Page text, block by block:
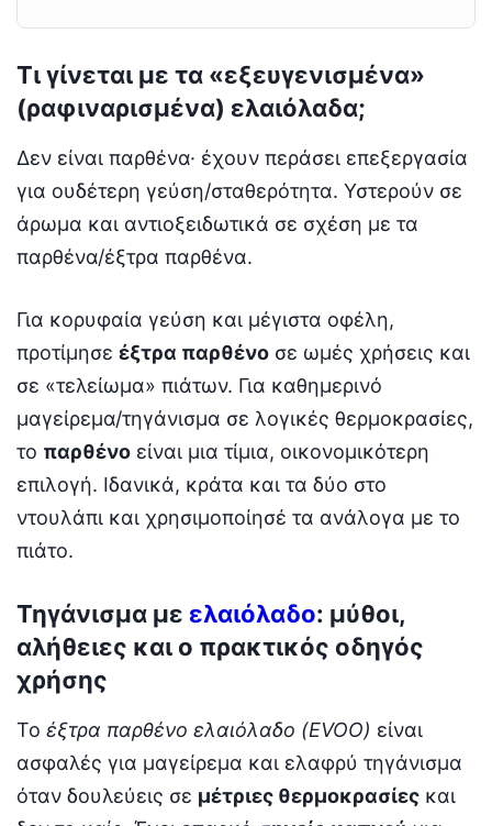
Τι γίνεται με τα «εξευγενισμένα»
(ραφιναρισμένα) ελαιόλαδα;
Δεν είναι παρθένα· έχουν περάσει επεξεργασία
για ουδέτερη γεύση/σταθερότητα. Υστερούν σε
άρωμα και αντιοξειδωτικά σε σχέση με τα
παρθένα/έξτρα παρθένα.
Για κορυφαία γεύση και μέγιστα οφέλη,
προτίμησε έξτρα παρθένο σε ωμές χρήσεις και
σε «τελείωμα» πιάτων. Για καθημερινό
μαγείρεμα/τηγάνισμα σε λογικές θερμοκρασίες,
το παρθένο είναι μια τίμια, οικονομικότερη
επιλογή. Ιδανικά, κράτα και τα δύο στο
ντουλάπι και χρησιμοποίησέ τα ανάλογα με το
πιάτο.
Τηγάνισμα με ελαιόλαδο: μύθοι,
αλήθειες και ο πρακτικός οδηγός
χρήσης
Το έξτρα παρθένο ελαιόλαδο (EVOO) είναι
ασφαλές για μαγείρεμα και ελαφρύ τηγάνισμα
όταν δουλεύεις σε μέτριες θερμοκρασίες και